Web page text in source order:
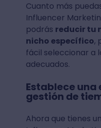
Cuanto más
Influencer
podrás reducir tu
nicho específico,
fácil seleccionar a
adecuados.
Establece
gestión de
Ahora que tienes